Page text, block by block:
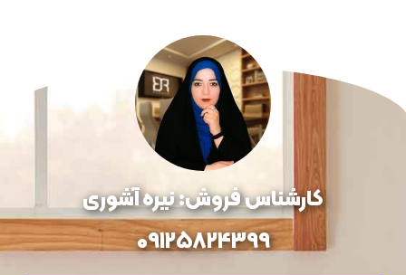
کارشناس فروش: نیره آشوری
09125824399